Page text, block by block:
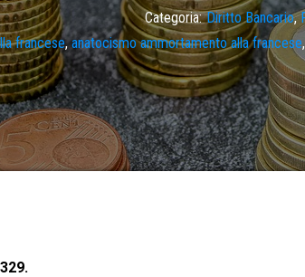
Categoria: Diritto Bancario,
francese,anatocismo ammortamento alla francese,